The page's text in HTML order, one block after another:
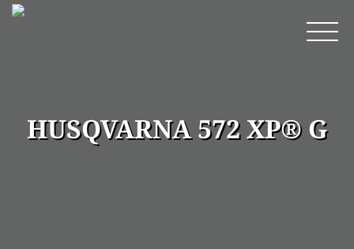
HUSQVARNA 572 XP® G